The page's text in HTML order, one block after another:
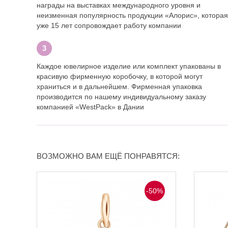
награды на выставках международного уровня и
неизменная популярность продукции «Алорис», которая
уже 15 лет сопровождает работу компании
Каждое ювелирное изделие или комплект упакованы в
красивую фирменную коробочку, в которой могут
храниться и в дальнейшем. Фирменная упаковка
производится по нашему индивидуальному заказу
компанией «WestPack» в Дании
ВОЗМОЖНО ВАМ ЕЩЁ ПОНРАВЯТСЯ:
-50%